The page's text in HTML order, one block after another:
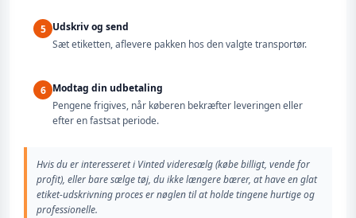
5 Udskriv og send
Sæt etiketten, aflevere pakken hos den valgte transportør.
6 Modtag din udbetaling
Pengene frigives, når køberen bekræfter leveringen eller
efter en fastsat periode.
Hvis du er interesseret i Vinted videresælg (købe billigt, vende for
profit), eller bare sælge tøj, du ikke længere bærer, at have en glat
etiket-udskrivning proces er nøglen til at holde tingene hurtige og
professionelle.